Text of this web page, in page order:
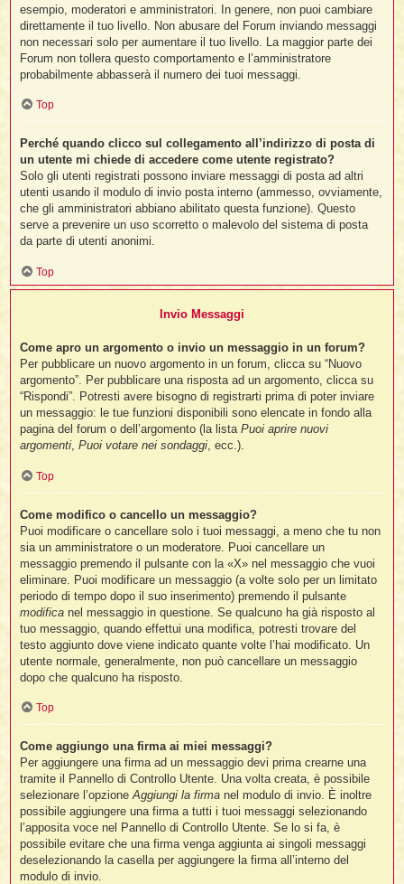
esempio, moderatori e amministratori. In genere, non puoi cambiare
direttamente il tuo livello. Non abusare del Forum inviando messaggi
non necessari solo per aumentare il tuo livello. La maggior parte dei
Forum non tollera questo comportamento e l’amministratore
probabilmente abbasserà il numero dei tuoi messaggi.
Top
Perché quando clicco sul collegamento all’indirizzo di posta di
un utente mi chiede di accedere come utente registrato?
Solo gli utenti registrati possono inviare messaggi di posta ad altri
utenti usando il modulo di invio posta interno (ammesso, ovviamente,
che gli amministratori abbiano abilitato questa funzione). Questo
serve a prevenire un uso scorretto o malevolo del sistema di posta
da parte di utenti anonimi.
Top
Invio Messaggi
Come apro un argomento o invio un messaggio in un forum?
Per pubblicare un nuovo argomento in un forum, clicca su “Nuovo
argomento”. Per pubblicare una risposta ad un argomento, clicca su
“Rispondi”. Potresti avere bisogno di registrarti prima di poter inviare
un messaggio: le tue funzioni disponibili sono elencate in fondo alla
pagina del forum o dell’argomento (la listaPuoi aprire nuovi
argomenti,Puoi votare nei sondaggi, ecc.).
Top
Come modifico o cancello un messaggio?
Puoi modificare o cancellare solo i tuoi messaggi, a meno che tu non
sia un amministratore o un moderatore. Puoi cancellare un
messaggio premendo il pulsante con la «X» nel messaggio che vuoi
eliminare. Puoi modificare un messaggio (a volte solo per un limitato
periodo di tempo dopo il suo inserimento) premendo il pulsante
modifica nel messaggio in questione. Se qualcuno ha già risposto al
tuo messaggio, quando effettui una modifica, potresti trovare del
testo aggiunto dove viene indicato quante volte l’hai modificato. Un
utente normale, generalmente, non può cancellare un messaggio
dopo che qualcuno ha risposto.
Top
Come aggiungo una firma ai miei messaggi?
Per aggiungere una firma ad un messaggio devi prima crearne una
tramite il Pannello di Controllo Utente. Una volta creata, è possibile
selezionare l’opzioneAggiungi la firma nel modulo di invio. È inoltre
possibile aggiungere una firma a tutti i tuoi messaggi selezionando
l’apposita voce nel Pannello di Controllo Utente. Se lo si fa, è
possibile evitare che una firma venga aggiunta ai singoli messaggi
deselezionando la casella per aggiungere la firma all’interno del
modulo di invio.